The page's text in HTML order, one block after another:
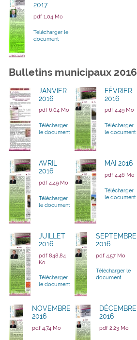
2017
pdf 1,04 Mo
Télécharger le
document
Bulletins municipaux 2016
JANVIER
2016
pdf 6,04 Mo
Télécharger
le document
FÉVRIER
2016
pdf 4,49 Mo
Télécharger
le document
AVRIL
2016
pdf 4,49 Mo
Télécharger
le document
MAI 2016
pdf 4,46 Mo
Télécharger
le document
JUILLET
2016
pdf 848,84
Ko
Télécharger
le document
SEPTEMBRE
2016
pdf 4,57 Mo
Télécharger le
document
NOVEMBRE
2016
pdf 4,74 Mo
DÉCEMBRE
2016
pdf 2,23 Mo